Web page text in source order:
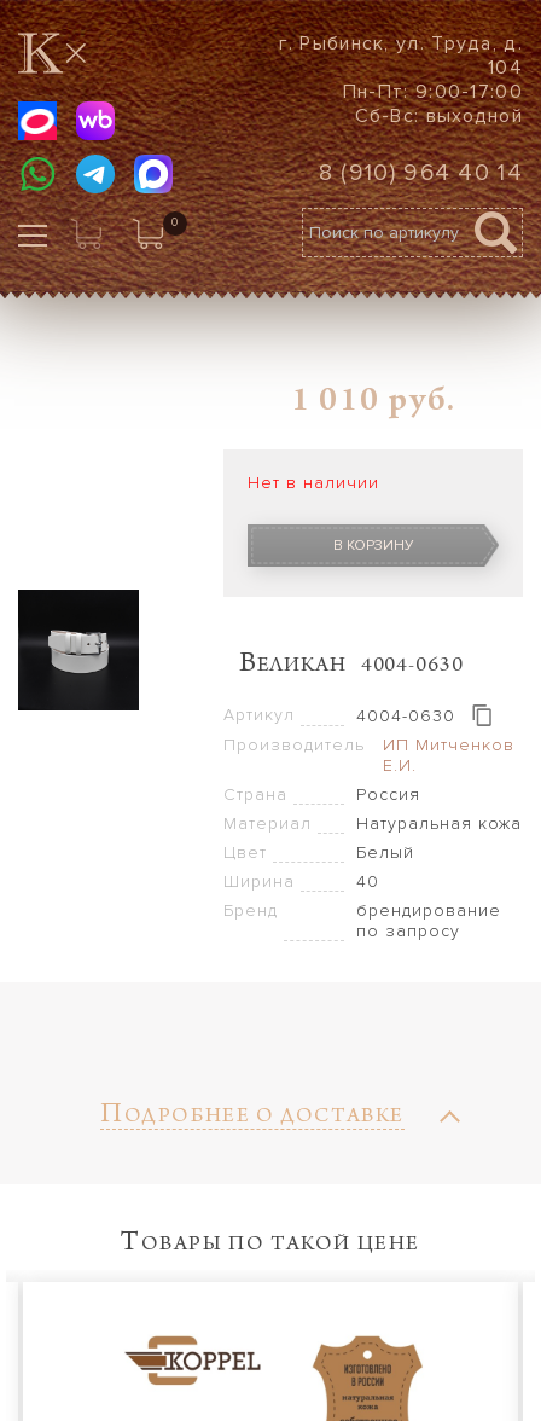
г. Рыбинск, ул. Труда, д.
104
Пн-Пт: 9:00-17:00
Сб-Вс: выходной
8 (910) 964 40 14
0
ВЕЛИКАН 4004-0630
1 010 руб.
Артикул
4004-0630
Производитель
ИП Митченков
Е.И.
Страна
Россия
Материал
Натуральная кожа
Цвет
Белый
Ширина
40
Бренд
брендирование
по запросу
Нет в наличии
В КОРЗИНУ
П ОДРОБНЕЕ О ДОСТАВКЕ
Т ОВАРЫ ПО ТАКОЙ ЦЕНЕ